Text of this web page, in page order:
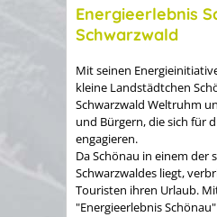
Energieerlebnis
Schwarzwald
Mit seinen
kleine Landstädtchen
Schwarzwald Weltruhm
und Bürgern, die sich für
engagieren.
Da Schönau in einem der
Schwarzwaldes liegt,
Touristen ihren Urlaub.
"Energieerlebnis